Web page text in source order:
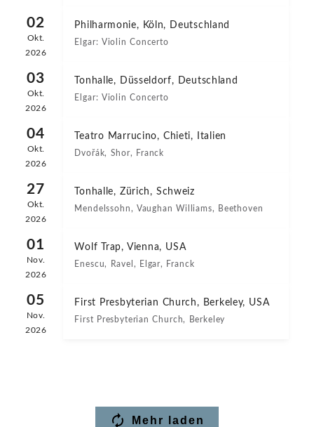
02
Okt.
2026
Philharmonie, Köln, Deutschland
Elgar: Violin Concerto
03
Okt.
2026
Tonhalle, Düsseldorf, Deutschland
Elgar: Violin Concerto
04
Okt.
2026
Teatro Marrucino, Chieti, Italien
Dvořák, Shor, Franck
27
Okt.
2026
Tonhalle, Zürich, Schweiz
Mendelssohn, Vaughan Williams, Beethoven
01
Nov.
2026
Wolf Trap, Vienna, USA
Enescu, Ravel, Elgar, Franck
05
Nov.
2026
First Presbyterian Church, Berkeley, USA
First Presbyterian Church, Berkeley
Mehr laden